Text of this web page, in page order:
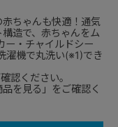
ちゃんも快適！通気
造で、赤ちゃんをム
ー・チャイルドシー
濯機で丸洗い(※1)でき
認ください。
を見る」をご確認く